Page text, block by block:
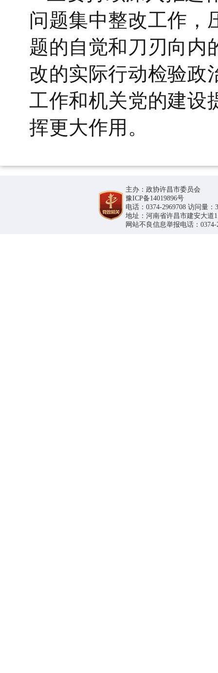
问题集中整改工作，
题的自觉和刀刃向内
改的实际行动检验政
工作和机关党的建设
挥更大作用。
主办：政协许昌市委员会
豫ICP备14019896号
电话：0374-2969708 访问量：
地址：河南省许昌市建安大道
网站不良信息举报电话：